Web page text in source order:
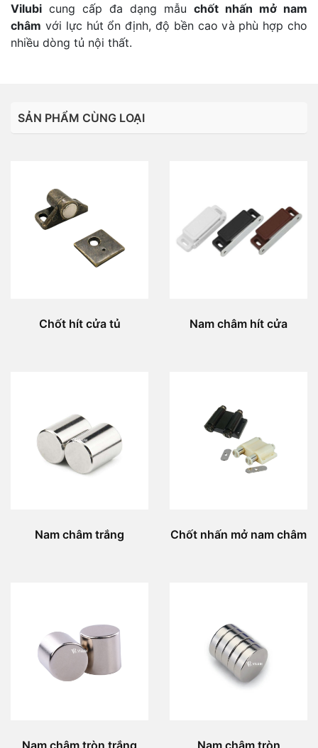
Vilubi cung cấp đa dạng mẫu chốt nhấn mở nam
châm với lực hút ổn định, độ bền cao và phù hợp cho
nhiều dòng tủ nội thất.
SẢN PHẨM CÙNG LOẠI
Chốt hít cửa tủ Nam châm hít cửa
Nam châm trắng Chốt nhấn mở nam châm
Nam châm tròn trắng Nam châm tròn